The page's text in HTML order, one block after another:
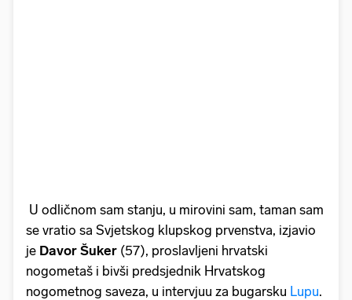
U odličnom sam stanju, u mirovini sam, taman sam
se vratio sa Svjetskog klupskog prvenstva, izjavio
je Davor Šuker (57), proslavljeni hrvatski
nogometaš i bivši predsjednik Hrvatskog
nogometnog saveza, u intervjuu za bugarsku Lupu.